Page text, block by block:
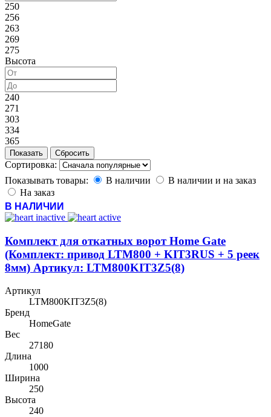
250
256
263
269
275
Высота
240
271
303
334
365
Сортировка:
Показывать товары:
В наличии
В наличии и на заказ
На заказ
В НАЛИЧИИ
Комплект для откатных ворот Home Gate
(Комплект: привод LTM800 + KIT3RUS + 5 реек
8мм) Артикул: LTM800KIT3Z5(8)
Артикул
LTM800KIT3Z5(8)
Бренд
HomeGate
Вес
27180
Длина
1000
Ширина
250
Высота
240